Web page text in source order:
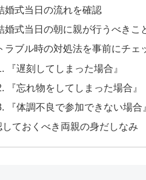
婚式当日の流れを確認
婚式当日の朝に親が行うべきこ
ラブル時の対処法を事前にチェ
『遅刻してしまった場合』
『忘れ物をしてしまった場合』
『体調不良で参加できない場合
しておくべき両親の身だしなみ